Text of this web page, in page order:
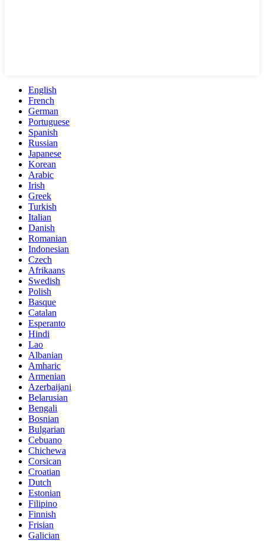
English
French
German
Portuguese
Spanish
Russian
Japanese
Korean
Arabic
Irish
Greek
Turkish
Italian
Danish
Romanian
Indonesian
Czech
Afrikaans
Swedish
Polish
Basque
Catalan
Esperanto
Hindi
Lao
Albanian
Amharic
Armenian
Azerbaijani
Belarusian
Bengali
Bosnian
Bulgarian
Cebuano
Chichewa
Corsican
Croatian
Dutch
Estonian
Filipino
Finnish
Frisian
Galician